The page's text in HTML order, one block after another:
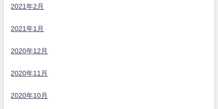
2021年2月
2021年1月
2020年12月
2020年11月
2020年10月